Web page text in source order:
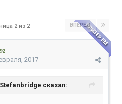
ВПЕРЁД
2 из 2 ПРИЗЕР КМ
2017
Stefanbridge сказал: